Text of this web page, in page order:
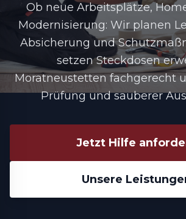
Ob neue Arbeitsplätze,
Modernisierung: Wir planen
Absicherung und
setzen Steckdosen
Moratneustetten fachgerecht
Prüfung und sauberer
Jetzt Hilfe
Unsere